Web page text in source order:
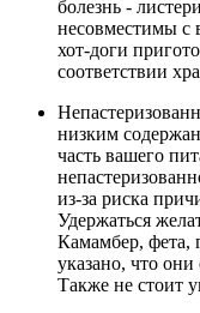
болезнь -
несовместимы с
хот-доги
соответствии
низким
часть вашего
из-за риска
Удержаться
Камамбер, фета,
указано, что
Также не стоит